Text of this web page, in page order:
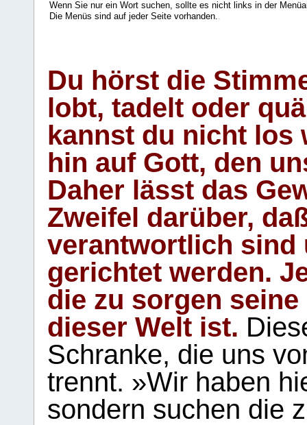
Wenn Sie nur ein Wort suchen, sollte es nicht links in der
Die Menüs sind auf jeder Seite vorhanden.
Du hörst die
lobt, tadelt oder
kannst du nicht los
hin auf Gott, den
Daher lässt das
Zweifel darüber,
verantwortlich sind
gerichtet werden.
die zu sorgen
dieser Welt ist.
Schranke, die uns
trennt. »Wir haben
sondern suchen die